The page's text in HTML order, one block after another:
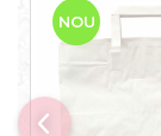
NOU